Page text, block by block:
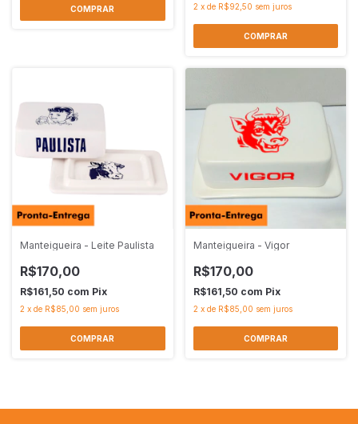
2 x de R$92,50 sem juros
Manteigueira - Leite Paulista
R$170,00
R$161,50 com Pix
2 x de R$85,00 sem juros
Manteigueira - Vigor
R$170,00
R$161,50 com Pix
2 x de R$85,00 sem juros